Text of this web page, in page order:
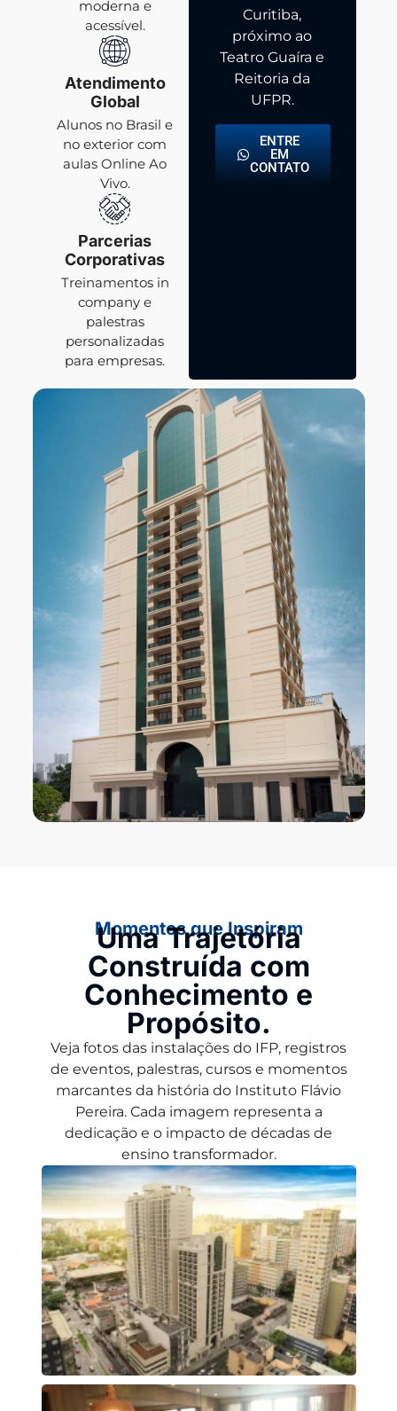
moderna e
acessível.
Atendimento
Global
Alunos no Brasil e
no exterior com
aulas Online Ao
Vivo.
Parcerias
Corporativas
Treinamentos in
company e
palestras
personalizadas
para empresas.
Curitiba,
próximo ao
Teatro Guaíra e
Reitoria da
UFPR.
ENTRE
EM
CONTATO
Momentos que Inspiram
Uma Trajetória
Construída com
Conhecimento e
Propósito.
Veja fotos das instalações do IFP, registros
de eventos, palestras, cursos e momentos
marcantes da história do Instituto Flávio
Pereira. Cada imagem representa a
dedicação e o impacto de décadas de
ensino transformador.